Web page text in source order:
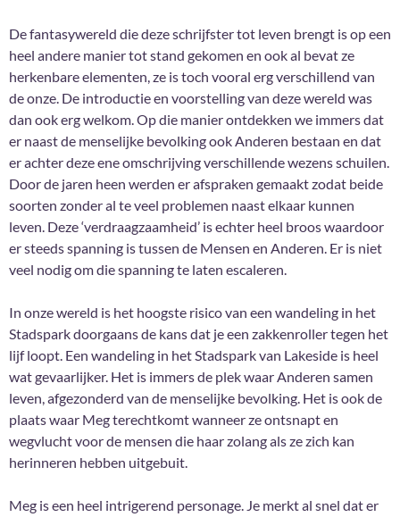
De fantasywereld die deze schrijfster tot leven brengt is op een
heel andere manier tot stand gekomen en ook al bevat ze
herkenbare elementen, ze is toch vooral erg verschillend van
de onze. De introductie en voorstelling van deze wereld was
dan ook erg welkom. Op die manier ontdekken we immers dat
er naast de menselijke bevolking ook Anderen bestaan en dat
er achter deze ene omschrijving verschillende wezens schuilen.
Door de jaren heen werden er afspraken gemaakt zodat beide
soorten zonder al te veel problemen naast elkaar kunnen
leven. Deze ‘verdraagzaamheid’ is echter heel broos waardoor
er steeds spanning is tussen de Mensen en Anderen. Er is niet
veel nodig om die spanning te laten escaleren.
In onze wereld is het hoogste risico van een wandeling in het
Stadspark doorgaans de kans dat je een zakkenroller tegen het
lijf loopt. Een wandeling in het Stadspark van Lakeside is heel
wat gevaarlijker. Het is immers de plek waar Anderen samen
leven, afgezonderd van de menselijke bevolking. Het is ook de
plaats waar Meg terechtkomt wanneer ze ontsnapt en
wegvlucht voor de mensen die haar zolang als ze zich kan
herinneren hebben uitgebuit.
Meg is een heel intrigerend personage. Je merkt al snel dat er